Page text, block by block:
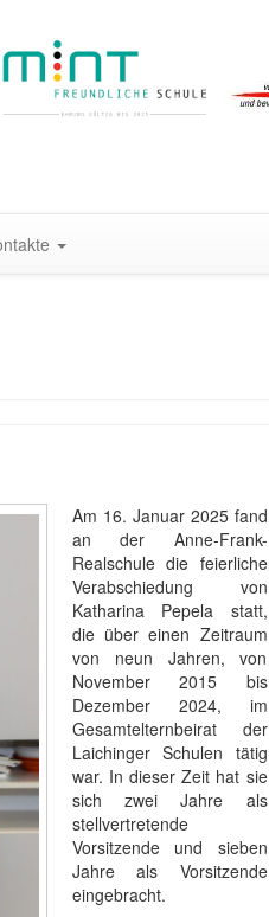
Am 16. Januar 2025 fand
an der Anne-Frank-
Realschule die feierliche
Verabschiedung von
Katharina Pepela statt,
die über einen Zeitraum
von neun Jahren, von
November 2015 bis
Dezember 2024, im
Gesamtelternbeirat der
Laichinger Schulen tätig
war. In dieser Zeit hat sie
sich zwei Jahre als
stellvertretende
Vorsitzende und sieben
Jahre als Vorsitzende
eingebracht.